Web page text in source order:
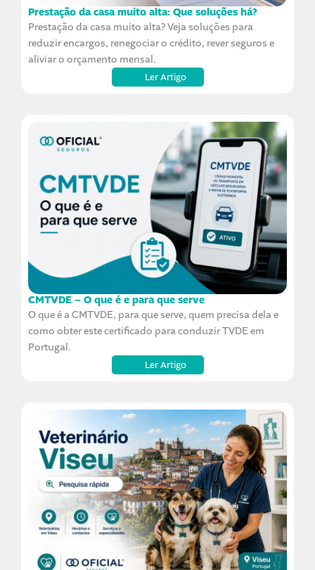
Prestação da casa muito alta: Que soluções há?
Prestação da casa muito alta? Veja soluções para
reduzir encargos, renegociar o crédito, rever seguros e
aliviar o orçamento mensal.
Ler Artigo
CMTVDE – O que é e para que serve
O que é a CMTVDE, para que serve, quem precisa dela e
como obter este certificado para conduzir TVDE em
Portugal.
Ler Artigo